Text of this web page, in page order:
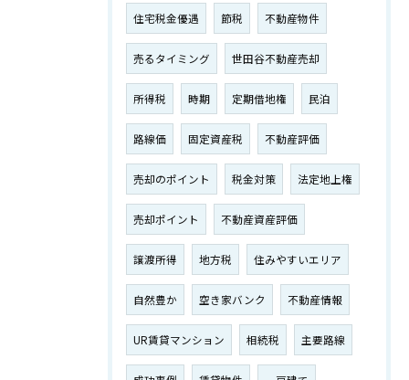
住宅税金優遇 節税 不動産物件
売るタイミング 世田谷不動産売却
所得税 時期 定期借地権 民泊
路線価 固定資産税 不動産評価
売却のポイント 税金対策 法定地上権
売却ポイント 不動産資産評価
譲渡所得 地方税 住みやすいエリア
自然豊か 空き家バンク 不動産情報
UR賃貸マンション 相続税 主要路線